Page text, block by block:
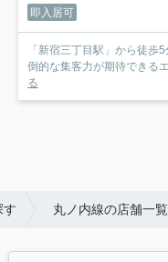
即入居可
「新宿三丁目駅」から徒歩
倒的な集客力が期待できる
る
す 丸ノ内線の店舗一覧